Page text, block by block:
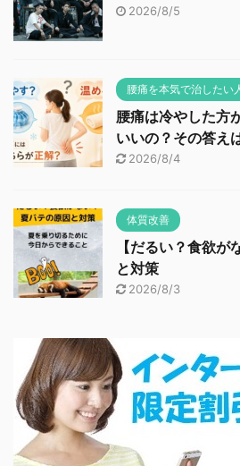
2026/8/5
腰痛を本気で治したい
腰痛は冷やした方
いいの？その答え
2026/8/4
体質改善
【だるい？食欲が
と対策
2026/8/3